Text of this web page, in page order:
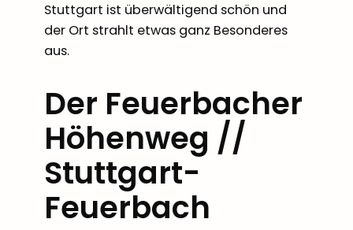
Stuttgart ist überwältigend schön und
der Ort strahlt etwas ganz Besonderes
aus.
Der Feuerbacher
Höhenweg //
Stuttgart-
Feuerbach